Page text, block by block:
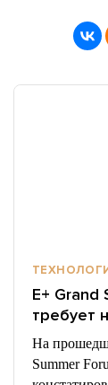
E+ Grand
требует
На
Summer